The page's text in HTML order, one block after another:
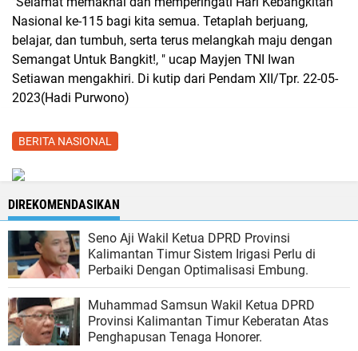
Nasional ke-115 bagi kita semua. Tetaplah berjuang,
belajar, dan tumbuh, serta terus melangkah maju dengan
Semangat Untuk Bangkit!, " ucap Mayjen TNI Iwan
Setiawan mengakhiri. Di kutip dari Pendam XII/Tpr. 22-05-
2023(Hadi Purwono)
BERITA NASIONAL
DIREKOMENDASIKAN
Seno Aji Wakil Ketua DPRD Provinsi
Kalimantan Timur Sistem Irigasi Perlu di
Perbaiki Dengan Optimalisasi Embung.
Muhammad Samsun Wakil Ketua DPRD
Provinsi Kalimantan Timur Keberatan Atas
Penghapusan Tenaga Honorer.